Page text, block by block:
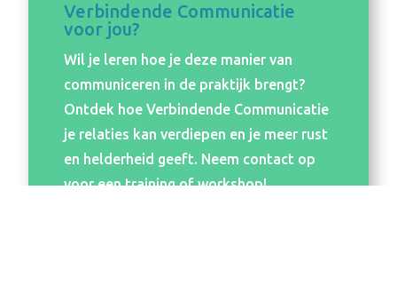
Verbindende Communicatie
voor jou?
Wil je leren hoe je deze manier van
communiceren in de praktijk brengt?
Ontdek hoe Verbindende Communicatie
je relaties kan verdiepen en je meer rust
en helderheid geeft. Neem contact op
voor een training of workshop!